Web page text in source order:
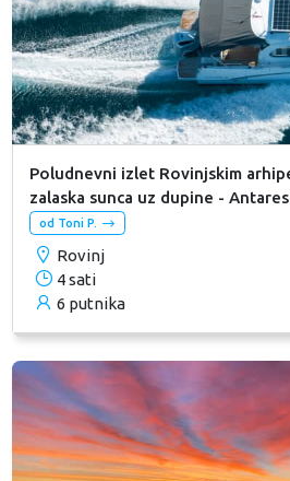
Poludnevni izlet Rovinjskim
zalaska sunca uz dupine -
od Toni P.
Rovinj
4 sati
6 putnika